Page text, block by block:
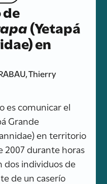
(Yetapá
en
Thierry
es comunicar el
Grande
en territorio
2007 durante horas
dos individuos de
de un caserío